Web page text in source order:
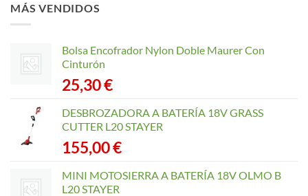
MÁS VENDIDOS
Bolsa Encofrador Nylon Doble Maurer Con
Cinturón
25,30€
DESBROZADORA A BATERÍA 18V GRASS
CUTTER L20 STAYER
155,00€
MINI MOTOSIERRA A BATERÍA 18V OLMO B
L20 STAYER